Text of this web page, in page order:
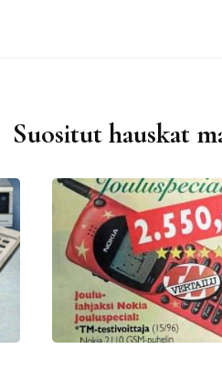
Suositut hauskat